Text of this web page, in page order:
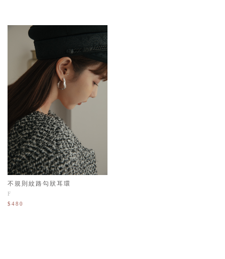
不規則紋路勾狀耳環
F
$480